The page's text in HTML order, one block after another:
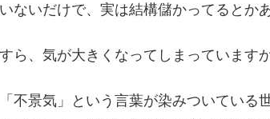
ないだけで、実は結構儲かってるとか
ら、気が大きくなってしまっていますか
不景気」という言葉が染みついている